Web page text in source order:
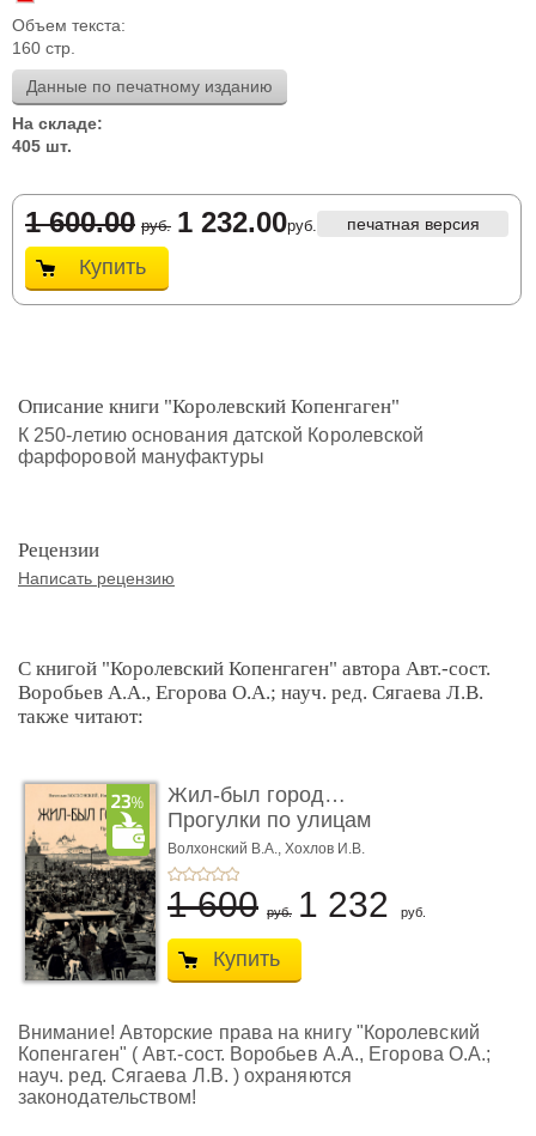
Объем текста:
160 стр.
Данные по печатному изданию
На складе:
405 шт.
1 600.00 руб. 1 232.00руб. печатная версия
Купить
Описание книги "Королевский Копенгаген"
К 250-летию основания датской Королевской
фарфоровой мануфактуры
Рецензии
Написать рецензию
С книгой "Королевский Копенгаген" автора Авт.-сост.
Воробьев А.А., Егорова О.А.; науч. ред. Сягаева Л.В.
также читают:
Жил-был город…
Прогулки по улицам
старого Нов� ...
Волхонский В.А., Хохлов И.В.
1 600 руб. 1 232 руб.
Купить
Внимание! Авторские права на книгу "Королевский
Копенгаген" ( Авт.-сост. Воробьев А.А., Егорова О.А.;
науч. ред. Сягаева Л.В. ) охраняются
законодательством!